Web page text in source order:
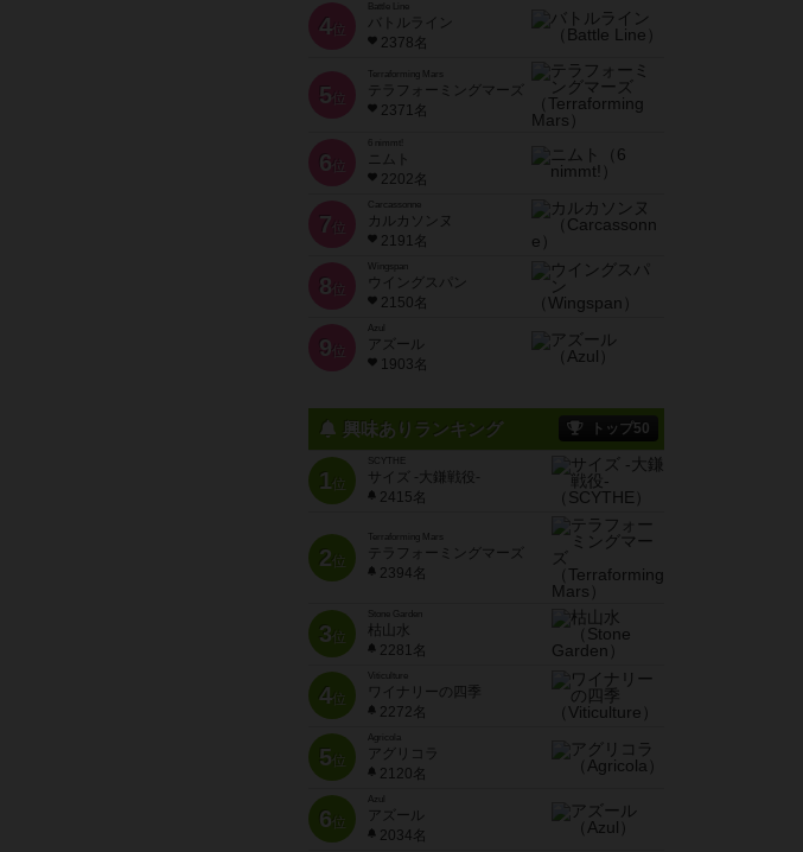
4位
Battle Line
バトルライン
2378名
5 位
Terraforming Mars
テラフォーミングマーズ
2371名
6 位
ニムト
2202名
7 位
Carcassonne
カルカソンヌ
2191名
8 位
Wingspan
ウイングスパン
2150名
9 位
Azul
アズール
1903名
興味ありランキング トップ50
1位
SCYTHE
サイズ -大鎌戦役-
2415名
2位
Terraforming Mars
テラフォーミングマーズ
2394名
3位
Stone Garden
枯山水
2281名
4位
Viticulture
ワイナリーの四季
2272名
5位
Agricola
アグリコラ
2120名
6位
Azul
アズール
2034名